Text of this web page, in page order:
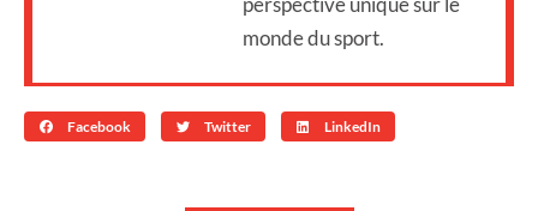
monde du sport.
Facebook Twitter LinkedIn